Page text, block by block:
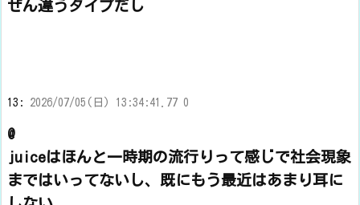
ぜん違うタイプだし
13: 2026/07/05(日) 13:34:41.77 0
@
juiceはほんと一時期の流行りって感じで社会現象
まではいってないし、既にもう最近はあまり耳に